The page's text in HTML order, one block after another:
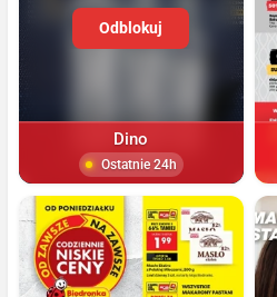
Odblokuj
Dino
Ostatnie 24h